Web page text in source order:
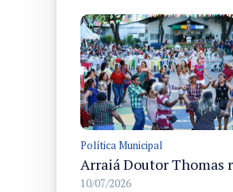
Política Municipal
10/07/2026